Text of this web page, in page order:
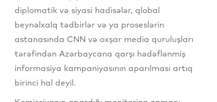
diplomatik və siyasi hadisələr, qlobal
beynəlxalq tədbirlər və ya proseslərin
astanasında CNN və oxşar media quruluşları
tərəfindən Azərbaycana qarşı hədəflənmiş
informasiya kampaniyasının aparılması artıq
birinci hal deyil.